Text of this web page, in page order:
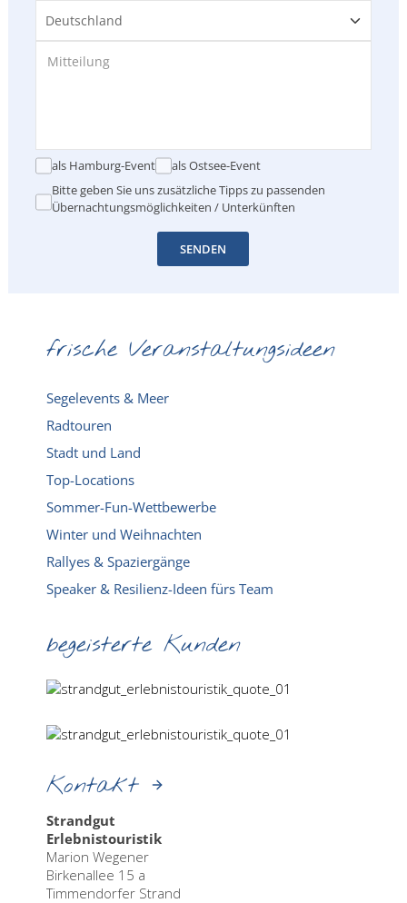
als Hamburg-Event
als Ostsee-Event
Bitte geben Sie uns zusätzliche Tipps zu passenden
Übernachtungsmöglichkeiten / Unterkünften
SENDEN
frische Veranstaltungsideen
Segelevents & Meer
Radtouren
Stadt und Land
Top-Locations
Sommer-Fun-Wettbewerbe
Winter und Weihnachten
Rallyes & Spaziergänge
Speaker & Resilienz-Ideen fürs Team
begeisterte Kunden
Kontakt
Strandgut
Erlebnistouristik
Marion Wegener
Birkenallee 15 a
Timmendorfer Strand